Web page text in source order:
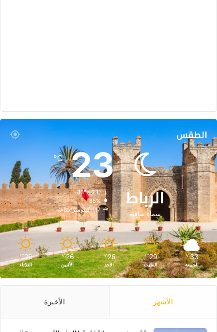
الطقس
الرباط
سماء صافية
23
℃
33º - 23º
85%
1.17 كيلومتر/ساعة
33
℃
الجمعة
29
℃
السبت
26
℃
الأحد
26
℃
الأثنين
26
℃
الثلاثاء
الأشهر الأخيرة